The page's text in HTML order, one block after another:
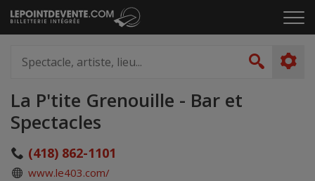
Passer
au
le
artiste,
lieu...
La P'tite Grenouille - Bar et
Spectacles
(418) 862-1101
www.le403.com/